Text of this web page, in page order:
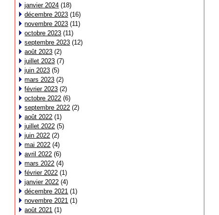
janvier 2024 (18)
décembre 2023 (16)
novembre 2023 (11)
octobre 2023 (11)
septembre 2023 (12)
août 2023 (2)
juillet 2023 (7)
juin 2023 (5)
mars 2023 (2)
février 2023 (2)
octobre 2022 (6)
septembre 2022 (2)
août 2022 (1)
juillet 2022 (5)
juin 2022 (2)
mai 2022 (4)
avril 2022 (6)
mars 2022 (4)
février 2022 (1)
janvier 2022 (4)
décembre 2021 (1)
novembre 2021 (1)
août 2021 (1)